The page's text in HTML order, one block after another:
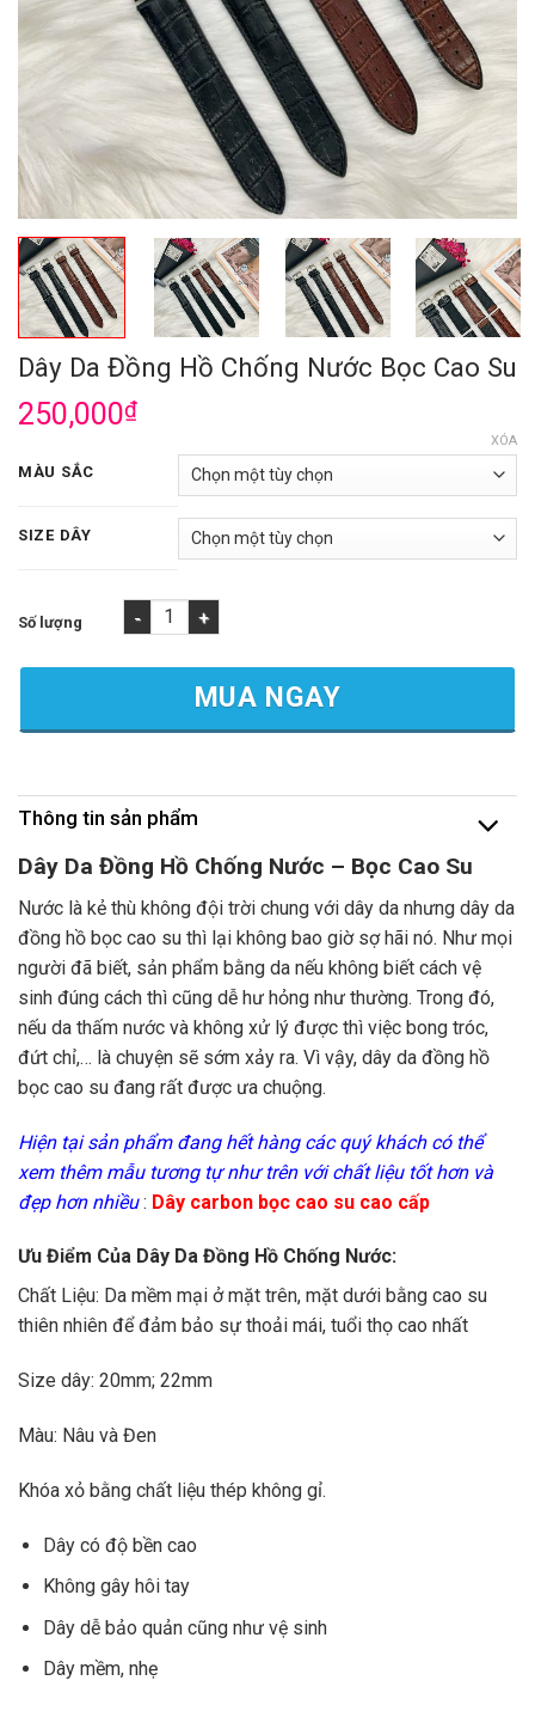
Dây Da Đồng Hồ Chống Nước Bọc Cao Su
250,000₫
MÀU SẮC
SIZE DÂY
XÓA
Dây Da Đồng Hồ Chống Nước Bọc Cao Su số lượng
MUA NGAY
Thông tin sản phẩm
Dây Da Đồng Hồ Chống Nước – Bọc Cao Su
Nước là kẻ thù không đội trời chung với dây da nhưng dây da
đồng hồ bọc cao su thì lại không bao giờ sợ hãi nó. Như mọi
người đã biết, sản phẩm bằng da nếu không biết cách vệ
sinh đúng cách thì cũng dễ hư hỏng như thường. Trong đó,
nếu da thấm nước và không xử lý được thì việc bong tróc,
đứt chỉ,… là chuyện sẽ sớm xảy ra. Vì vậy, dây da đồng hồ
bọc cao su đang rất được ưa chuộng.
Hiện tại sản phẩm đang hết hàng các quý khách có thể
xem thêm mẫu tương tự như trên với chất liệu tốt hơn và
đẹp hơn nhiều: Dây carbon bọc cao su cao cấp
Ưu Điểm Của Dây Da Đồng Hồ Chống Nước:
Chất Liệu: Da mềm mại ở mặt trên, mặt dưới bằng cao su
thiên nhiên để đảm bảo sự thoải mái, tuổi thọ cao nhất
Size dây: 20mm; 22mm
Màu: Nâu và Đen
Khóa xỏ bằng chất liệu thép không gỉ.
Dây có độ bền cao
Không gây hôi tay
Dây dễ bảo quản cũng như vệ sinh
Dây mềm, nhẹ